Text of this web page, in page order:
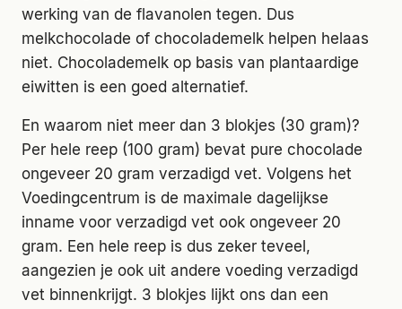
werking van de flavanolen tegen. Dus
melkchocolade of chocolademelk helpen helaas
niet. Chocolademelk op basis van plantaardige
eiwitten is een goed alternatief.
En waarom niet meer dan 3 blokjes (30 gram)?
Per hele reep (100 gram) bevat pure chocolade
ongeveer 20 gram verzadigd vet. Volgens het
Voedingcentrum is de maximale dagelijkse
inname voor verzadigd vet ook ongeveer 20
gram. Een hele reep is dus zeker teveel,
aangezien je ook uit andere voeding verzadigd
vet binnenkrijgt. 3 blokjes lijkt ons dan een